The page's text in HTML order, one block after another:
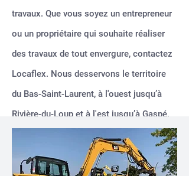
travaux. Que vous soyez un entrepreneur
ou un propriétaire qui souhaite réaliser
des travaux de tout envergure, contactez
Locaflex. Nous desservons le territoire
du Bas-Saint-Laurent, à l'ouest jusqu’à
Rivière-du-Loup et à l'est jusqu’à Gaspé.